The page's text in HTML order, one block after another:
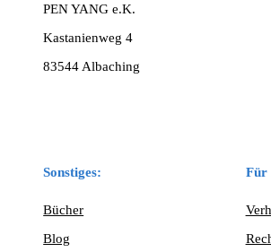
PEN YANG e.K.
Kastanienweg 4
83544 Albaching
Sonstiges:
Bücher
Blog
Für